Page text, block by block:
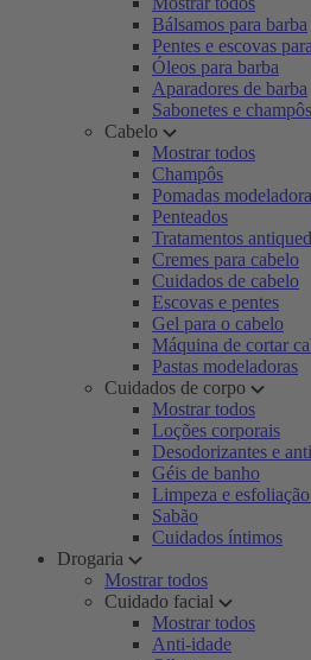
Bálsamos para barba
Pentes e escovas
Óleos para barba
Aparadores de barba
Sabonetes e
Cabelo
Mostrar todos
Champôs
Pomadas
Penteados
Tratamentos
Cremes para cabelo
Cuidados de cabelo
Escovas e pentes
Gel para o cabelo
Máquina de cortar
Pastas modeladoras
Cuidados de corpo
Mostrar todos
Loções corporais
Desodorizantes e
Géis de banho
Limpeza e
Sabão
Cuidados íntimos
Drogaria
Mostrar todos
Cuidado facial
Mostrar todos
Anti-idade